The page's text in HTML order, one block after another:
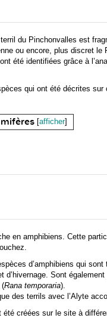
du Pinchonvalles est
ou encore, plus discret
été identifiées grâce à
qui ont été décrites
[afficher]
en amphibiens. Cette
d’amphibiens qui
d’hivernage. Sont
(Rana temporaria).
des terrils avec l’Alyte
été créées sur le site à